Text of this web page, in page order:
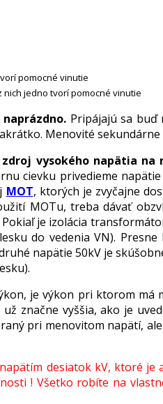
pomocné vinutie
jedno tvorí pomocné vinutie
Pripájajú sa buď
Menovité sekundárne
vysokého napätia na
cievku privedieme
MOT, ktorých je zvyčajne
MOTu, treba dávať
je izolácia
do vedenia VN).
napätie 50kV je
je výkon pri ktorom má
značne vyššia, ako je
pri menovitom napätí,
desiatok kV, ktoré
! Všetko robíte na